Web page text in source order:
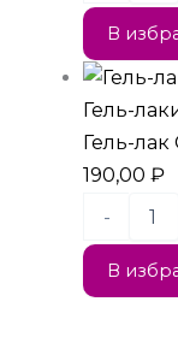
В
Гель-
Гель-лак
190,00₽
-
В